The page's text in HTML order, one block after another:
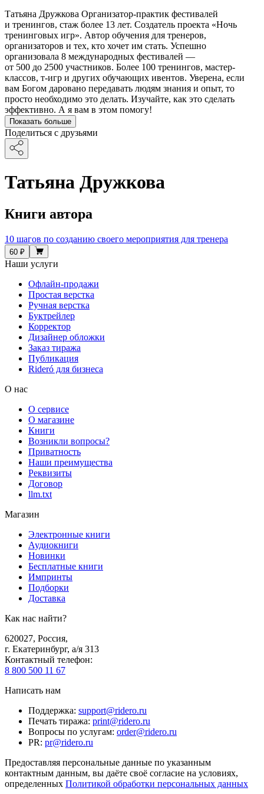
Татьяна Дружкова Организатор-практик фестивалей
и тренингов, стаж более 13 лет. Создатель проекта «Ночь
тренинговых игр». Автор обучения для тренеров,
организаторов и тех, кто хочет им стать. Успешно
организовала 8 международных фестивалей —
от 500 до 2500 участников. Более 100 тренингов, мастер-
классов, т-игр и других обучающих ивентов. Уверена, если
вам Богом даровано передавать людям знания и опыт, то
просто необходимо это делать. Изучайте, как это сделать
эффективно. А я вам в этом помогу!
Показать больше
Поделиться с друзьями
Татьяна Дружкова
Книги автора
10 шагов по созданию своего мероприятия для тренера
60 ₽
Наши услуги
Офлайн-продажи
Простая верстка
Ручная верстка
Буктрейлер
Корректор
Дизайнер обложки
Заказ тиража
Публикация
Rideró для бизнеса
О нас
О сервисе
О магазине
Книги
Возникли вопросы?
Приватность
Наши преимущества
Реквизиты
Договор
llm.txt
Магазин
Электронные книги
Аудиокниги
Новинки
Бесплатные книги
Импринты
Подборки
Доставка
Как нас найти?
620027, Россия,
г. Екатеринбург, а/я 313
Контактный телефон:
8 800 500 11 67
Написать нам
Поддержка: support@ridero.ru
Печать тиража: print@ridero.ru
Вопросы по услугам: order@ridero.ru
PR: pr@ridero.ru
Предоставляя персональные данные по указанным
контактным данным, вы даёте своё согласие на условиях,
определенных Политикой обработки персональных данных